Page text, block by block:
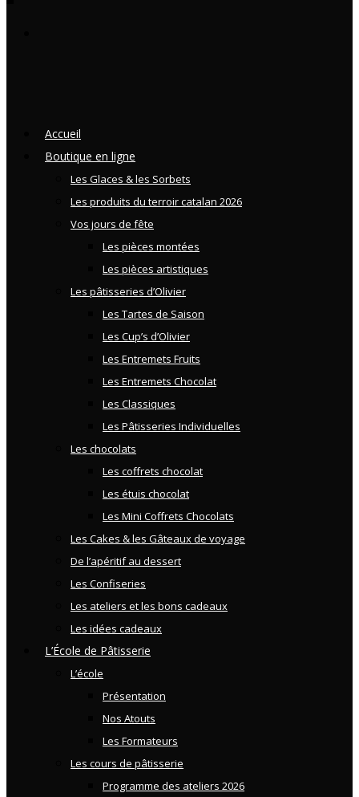
Accueil
Boutique en ligne
Les Glaces & les Sorbets
Les produits du terroir catalan 2026
Vos jours de fête
Les pièces montées
Les pièces artistiques
Les pâtisseries d’Olivier
Les Tartes de Saison
Les Cup’s d’Olivier
Les Entremets Fruits
Les Entremets Chocolat
Les Classiques
Les Pâtisseries Individuelles
Les chocolats
Les coffrets chocolat
Les étuis chocolat
Les Mini Coffrets Chocolats
Les Cakes & les Gâteaux de voyage
De l’apéritif au dessert
Les Confiseries
Les ateliers et les bons cadeaux
Les idées cadeaux
L’École de Pâtisserie
L’école
Présentation
Nos Atouts
Les Formateurs
Les cours de pâtisserie
Programme des ateliers 2026